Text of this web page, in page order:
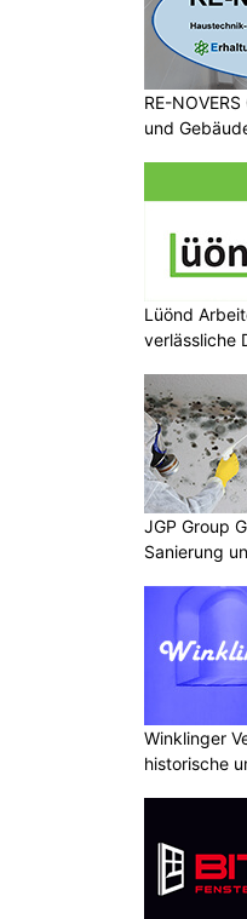
RE-
und
Lüönd
verlässliche
JGP Group
Sanierung
Winklinger
historische